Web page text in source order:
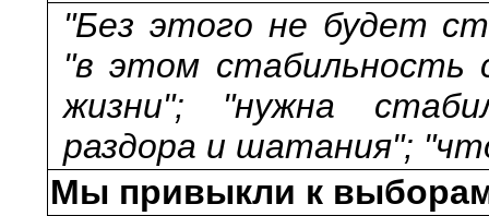
"Без этого не будет
"в этом стабильность
жизни"; "нужна
раздора и шатания";
Мы привыкли к